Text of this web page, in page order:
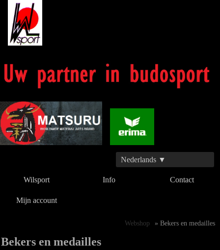
Nederlands ▼
Wilsport Info Contact
Mijn account
Webshop » Bekers en medailles
Bekers en medailles